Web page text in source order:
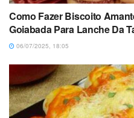
Como Fazer Biscoito
Goiabada Para Lanche Da
06/07/2025, 18:05